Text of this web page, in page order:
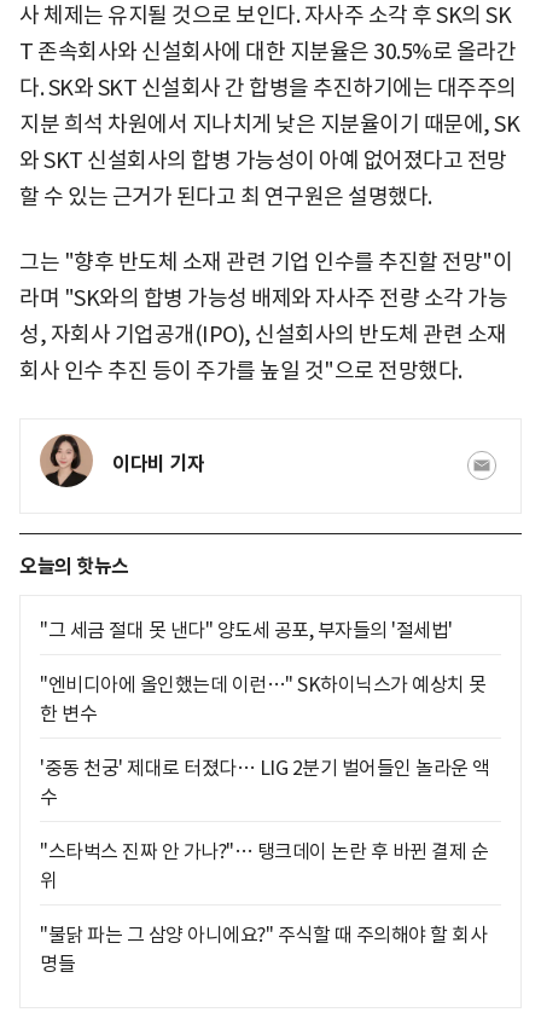
사 체제는 유지될 것으로 보인다. 자사주 소각 후 SK의 SK
T 존속회사와 신설회사에 대한 지분율은 30.5%로 올라간
다. SK와 SKT 신설회사 간 합병을 추진하기에는 대주주의
지분 희석 차원에서 지나치게 낮은 지분율이기 때문에, SK
와 SKT 신설회사의 합병 가능성이 아예 없어졌다고 전망
할 수 있는 근거가 된다고 최 연구원은 설명했다.
그는 "향후 반도체 소재 관련 기업 인수를 추진할 전망"이
라며 "SK와의 합병 가능성 배제와 자사주 전량 소각 가능
성, 자회사 기업공개(IPO), 신설회사의 반도체 관련 소재
회사 인수 추진 등이 주가를 높일 것"으로 전망했다.
이다비 기자
오늘의 핫뉴스
"그 세금 절대 못 낸다" 양도세 공포, 부자들의 '절세법'
"엔비디아에 올인했는데 이런…" SK하이닉스가 예상치 못
한 변수
'중동 천궁' 제대로 터졌다… LIG 2분기 벌어들인 놀라운 액
수
"스타벅스 진짜 안 가나?"… 탱크데이 논란 후 바뀐 결제 순
위
"불닭 파는 그 삼양 아니에요?" 주식할 때 주의해야 할 회사
명들